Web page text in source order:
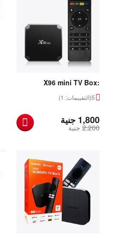
X96 mini TV Box:
Android TV Box
Manufacturer
5(التقييمات: 1)
جنية 1,800
جنية 2,200